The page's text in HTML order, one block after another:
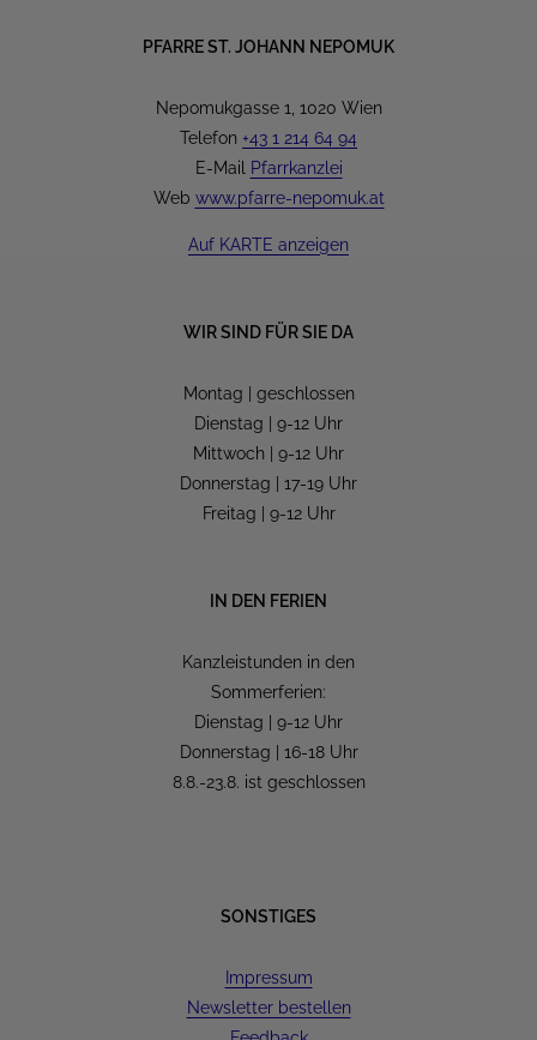
PFARRE ST. JOHANN NEPOMUK
Nepomukgasse 1, 1020 Wien
Telefon +43 1 214 64 94
E-Mail
Pfarrkanzlei
Web www.pfarre-nepomuk.at
Auf KARTE anzeigen
WIR SIND FÜR SIE DA
Montag | geschlossen
Dienstag | 9-12 Uhr
Mittwoch | 9-12 Uhr
Donnerstag | 17-19 Uhr
Freitag | 9-12 Uhr
IN DEN FERIEN
Kanzleistunden in den
Sommerferien:
Dienstag | 9-12 Uhr
Donnerstag | 16-18 Uhr
8.8.-23.8. ist geschlossen
SONSTIGES
Impressum
Newsletter bestellen